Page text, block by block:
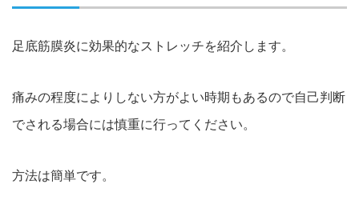
足底筋膜炎に効果的なストレッチを紹介します。
痛みの程度によりしない方がよい時期もあるので自己判断
でされる場合には慎重に行ってください。
方法は簡単です。